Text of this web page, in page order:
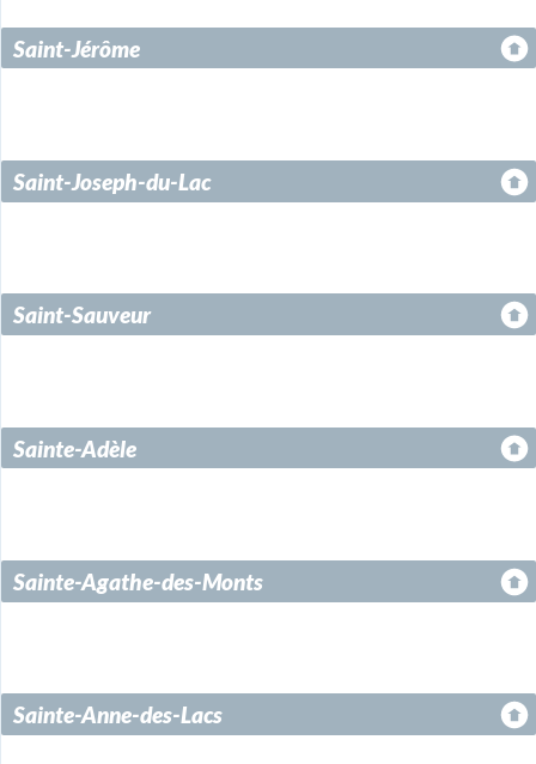
Saint-Jérôme
Saint-Joseph-du-Lac
Saint-Sauveur
Sainte-Adèle
Sainte-Agathe-des-Monts
Sainte-Anne-des-Lacs